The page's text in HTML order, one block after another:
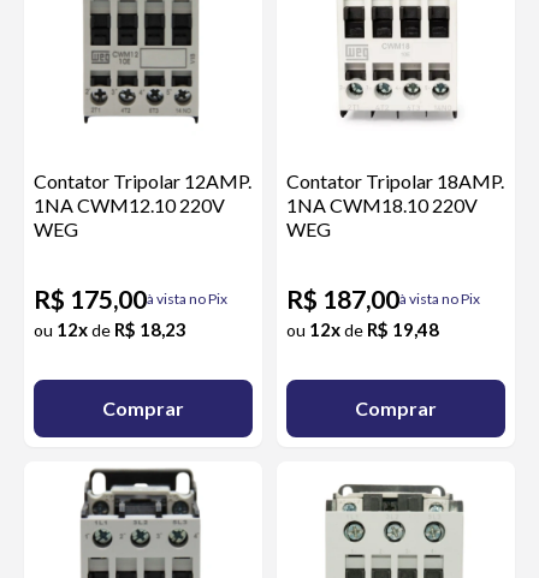
Contator Tripolar 12AMP.
1NA CWM12.10 220V
WEG
R$ 175,00à vista no Pix
ou 12xde R$ 18,23
Comprar
Contator Tripolar 18AMP.
1NA CWM18.10 220V
WEG
R$ 187,00à vista no Pix
ou 12xde R$ 19,48
Comprar